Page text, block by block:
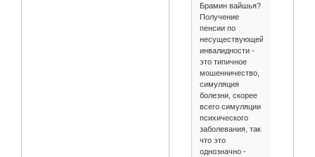
Брамин вайшья?
Получение
пенсии по
несуществующей
инвалидности -
это типичное
мошенничество,
симуляция
болезни, скорее
всего симуляции
психического
заболевания, так
что это
однозначно -